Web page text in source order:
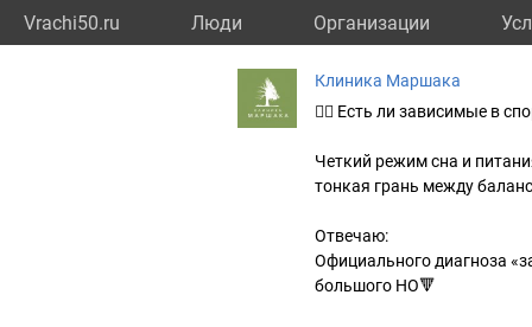
Vrachi50.ru Люди Организации
Клиника Маршака
🏃‍♂️ Есть ли зависимые в
Четкий режим сна и
тонкая грань между
Отвечаю:
Официального диагноза
большого НО🔻